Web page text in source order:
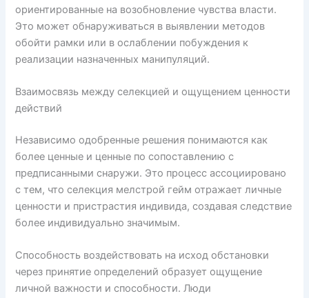
ориентированные на возобновление чувства власти.
Это может обнаруживаться в выявлении методов
обойти рамки или в ослаблении побуждения к
реализации назначенных манипуляций.
Взаимосвязь между селекцией и ощущением ценности
действий
Независимо одобренные решения понимаются как
более ценные и ценные по сопоставлению с
предписанными снаружи. Это процесс ассоциировано
с тем, что селекция мелстрой гейм отражает личные
ценности и пристрастия индивида, создавая следствие
более индивидуально значимым.
Способность воздействовать на исход обстановки
через принятие определений образует ощущение
личной важности и способности. Люди